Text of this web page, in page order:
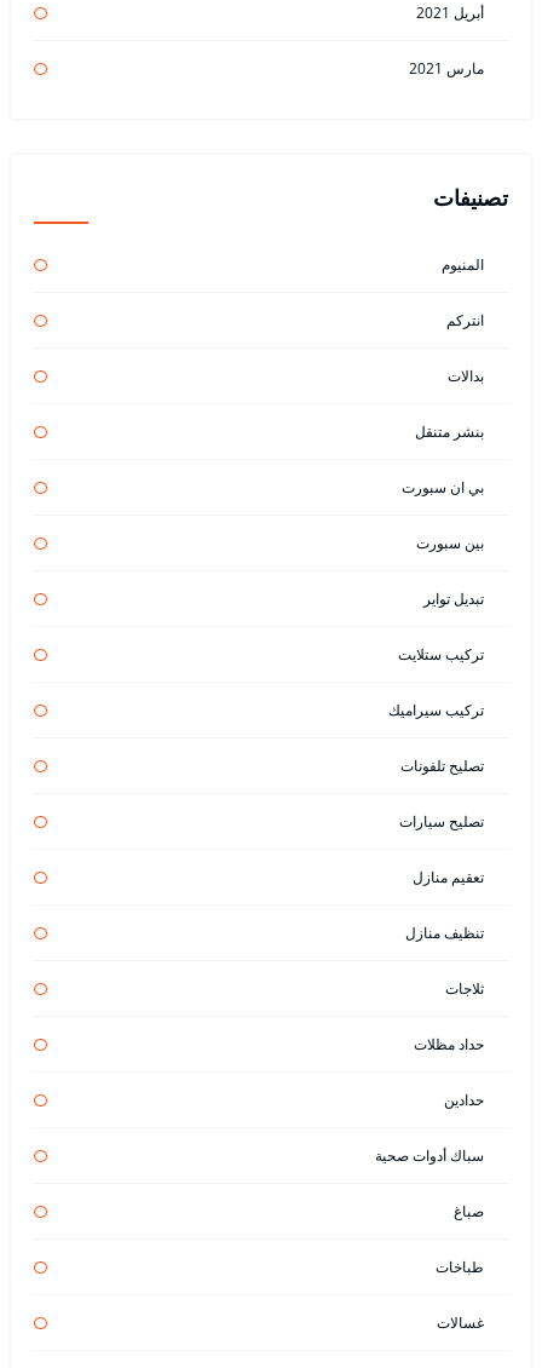
أبريل 2021
مارس 2021
تصنيفات
المنيوم
انتركم
بدالات
بنشر متنقل
بي ان سبورت
بين سبورت
تبديل تواير
تركيب ستلايت
تركيب سيراميك
تصليح تلفونات
تصليح سيارات
تعقيم منازل
تنظيف منازل
ثلاجات
حداد مظلات
حدادين
سباك أدوات صحية
صباغ
طباخات
غسالات